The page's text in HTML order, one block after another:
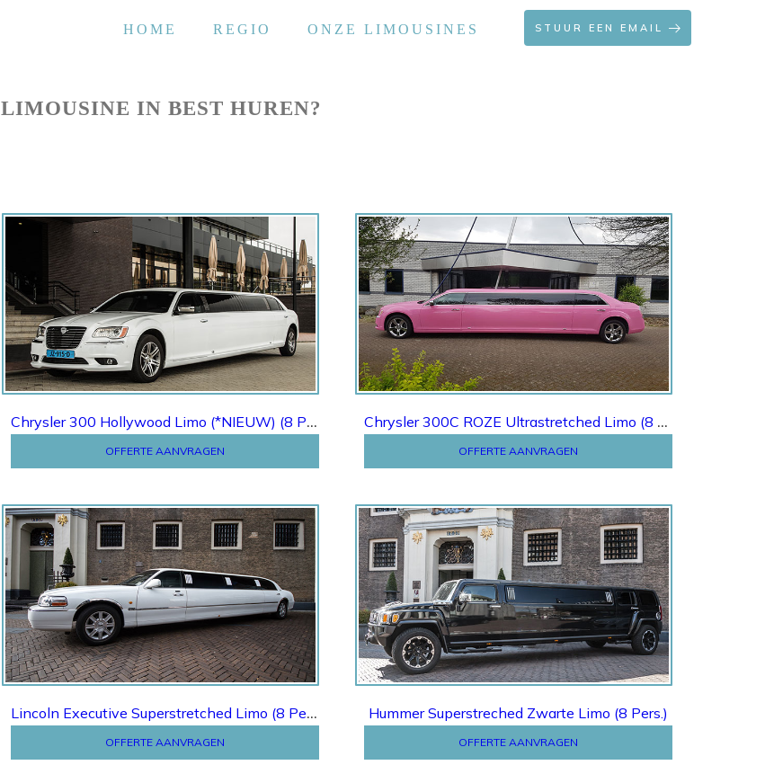
STUUR EEN EMAIL
HOME REGIO ONZE LIMOUSINES
LIMOUSINE IN BEST HUREN?
Offerte
Chrysler 300 Hollywood Limo (*NIEUW) (8 Pers.)
OFFERTE AANVRAGEN
OFFERTE
Chrysler 300C ROZE Ultrastretched Limo (8 Pers.)
OFFERTE AANVRAGEN
Offerte
Lincoln Executive Superstretched Limo (8 Pers.)
OFFERTE AANVRAGEN
Offerte
Hummer Superstreched Zwarte Limo (8 Pers.)
OFFERTE AANVRAGEN